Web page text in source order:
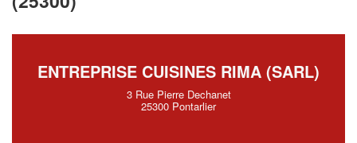
ENTREPRISE CUISINES RIMA (SARL)
3 Rue Pierre Dechanet
25300 Pontarlier